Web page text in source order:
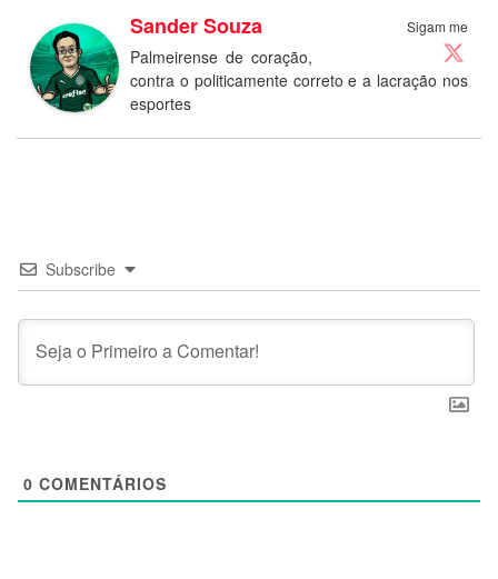
Sigam me
Sander Souza
Palmeirense de coração,
contra o politicamente correto e a lacração nos
esportes
Subscribe
0 COMENTÁRIOS